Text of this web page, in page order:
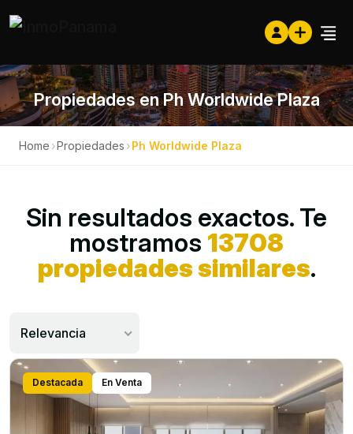
Propiedades en Ph Worldwide Plaza
Home ›Propiedades ›Ph Worldwide Plaza
Sin resultados exactos. Te
mostramos 13708
propiedades similares.
Relevancia
Destacada En Venta